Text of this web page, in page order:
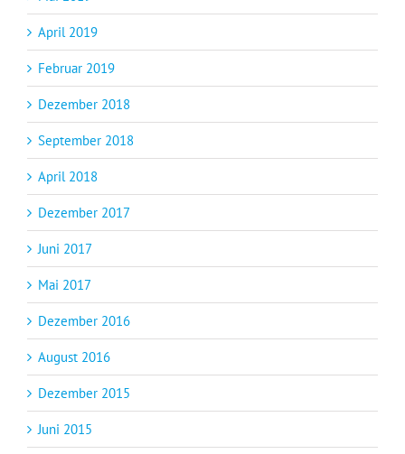
April 2019
Februar 2019
Dezember 2018
September 2018
April 2018
Dezember 2017
Juni 2017
Mai 2017
Dezember 2016
August 2016
Dezember 2015
Juni 2015